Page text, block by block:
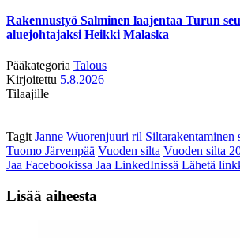
Rakennustyö Salminen laajentaa Turun
aluejohtajaksi Heikki Malaska
Pääkategoria Talous
Kirjoitettu 5.8.2026
Tilaajille
Tagit Janne Wuorenjuuri ril Siltarakentaminen
Tuomo Järvenpää Vuoden silta Vuoden silta
Jaa Facebookissa Jaa LinkedInissä Lähetä
Lisää aiheesta